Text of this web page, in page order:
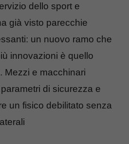
dello sport e
già visto parecchie
un nuovo ramo che
innovazioni è quello
Mezzi e macchinari
di sicurezza e
un fisico debilitato senza